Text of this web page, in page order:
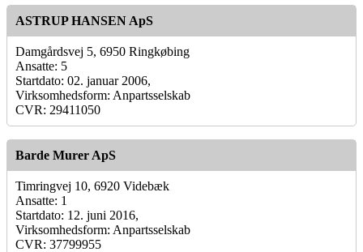
ASTRUP HANSEN ApS
Damgårdsvej 5, 6950 Ringkøbing
Ansatte: 5
Startdato: 02. januar 2006,
Virksomhedsform: Anpartsselskab
CVR: 29411050
Barde Murer ApS
Timringvej 10, 6920 Videbæk
Ansatte: 1
Startdato: 12. juni 2016,
Virksomhedsform: Anpartsselskab
CVR: 37799955